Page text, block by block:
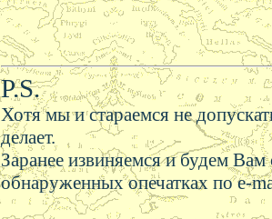
Кулинария
Библия
P.S.
Хотя мы и стараемся не
делает.
Заранее извиняемся и будем
обнаруженных опечатках по e-